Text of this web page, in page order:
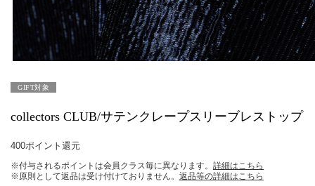
GIFT対象
collectors CLUB/サテンクレープスリーブレストップ
400ポイント還元
※付与されるポイントは会員クラス毎に異なります。 詳細はこちら
※原則として返品は受け付けておりません。 返品等の詳細はこちら